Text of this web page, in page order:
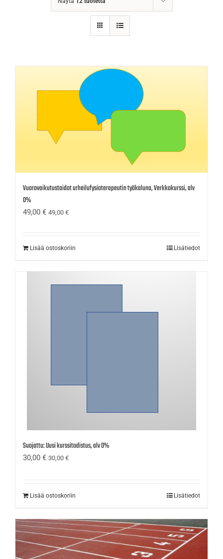
Vuorovaikutustaidot urheilufysioterapeutin työkaluna, Verkkokurssi, alv
0%
49,00 € 49,00 €
Lisää ostoskoriin Lisätiedot
Suojattu: Uusi kurssitodistus, alv 0%
30,00 € 30,00 €
Lisää ostoskoriin Lisätiedot